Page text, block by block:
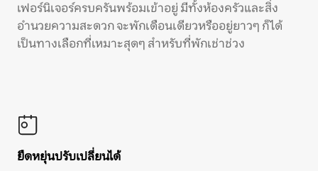
เฟอร์นิเจอร์ครบครันพร้อมเข้าอยู่ มีทั้งห้องครัวและสิ่ง
อำนวยความสะดวก จะพักเดือนเดียวหรืออยู่ยาวๆ ก็ได้
เป็นทางเลือกที่เหมาะสุดๆ สำหรับที่พักเช่าช่วง
ยืดหยุ่นปรับเปลี่ยนได้